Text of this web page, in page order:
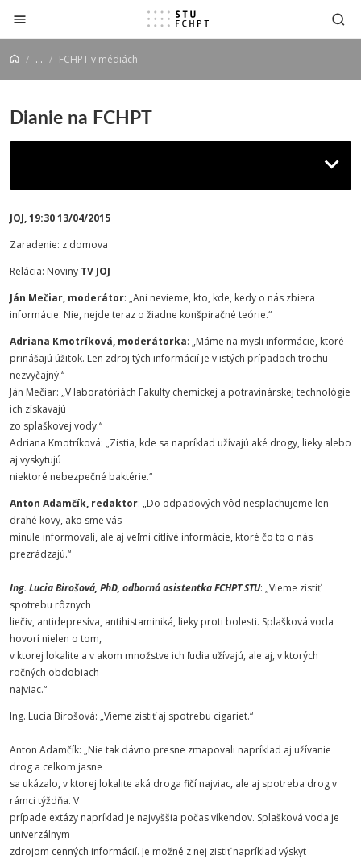
Prejsť na obsah
... FCHPT v médiách
Dianie na FCHPT
JOJ, 19:30 13/04/2015
Zaradenie: z domova
Relácia: Noviny TV JOJ
Ján Mečiar, moderátor: „Ani nevieme, kto, kde, kedy o nás zbiera
informácie. Nie, nejde teraz o žiadne konšpiračné teórie.“
Adriana Kmotríková, moderátorka: „Máme na mysli informácie, ktoré
prinášajú úžitok. Len zdroj tých informácií je v istých prípadoch trochu
nezvyčajný.“
Ján Mečiar: „V laboratóriách Fakulty chemickej a potravinárskej technológie
ich získavajú
zo splaškovej vody.“
Adriana Kmotríková: „Zistia, kde sa napríklad užívajú aké drogy, lieky alebo
aj vyskytujú
niektoré nebezpečné baktérie.“
Anton Adamčík, redaktor: „Do odpadových vôd nesplachujeme len
drahé kovy, ako sme vás
minule informovali, ale aj veľmi citlivé informácie, ktoré čo to o nás
prezrádzajú.“
Ing. Lucia Birošová, PhD, odborná asistentka FCHPT STU: „Vieme zistiť
spotrebu rôznych
liečiv, antidepresíva, antihistaminiká, lieky proti bolesti. Splašková voda
hovorí nielen o tom,
v ktorej lokalite a v akom množstve ich ľudia užívajú, ale aj, v ktorých
ročných obdobiach
najviac.“
Ing. Lucia Birošová: „Vieme zistiť aj spotrebu cigariet.“
Anton Adamčík: „Nie tak dávno presne zmapovali napríklad aj užívanie
drog a celkom jasne
sa ukázalo, v ktorej lokalite aká droga fičí najviac, ale aj spotreba drog v
rámci týždňa. V
prípade extázy napríklad je najvyššia počas víkendov. Splašková voda je
univerzálnym
zdrojom cenných informácií. Je možné z nej zistiť napríklad výskyt